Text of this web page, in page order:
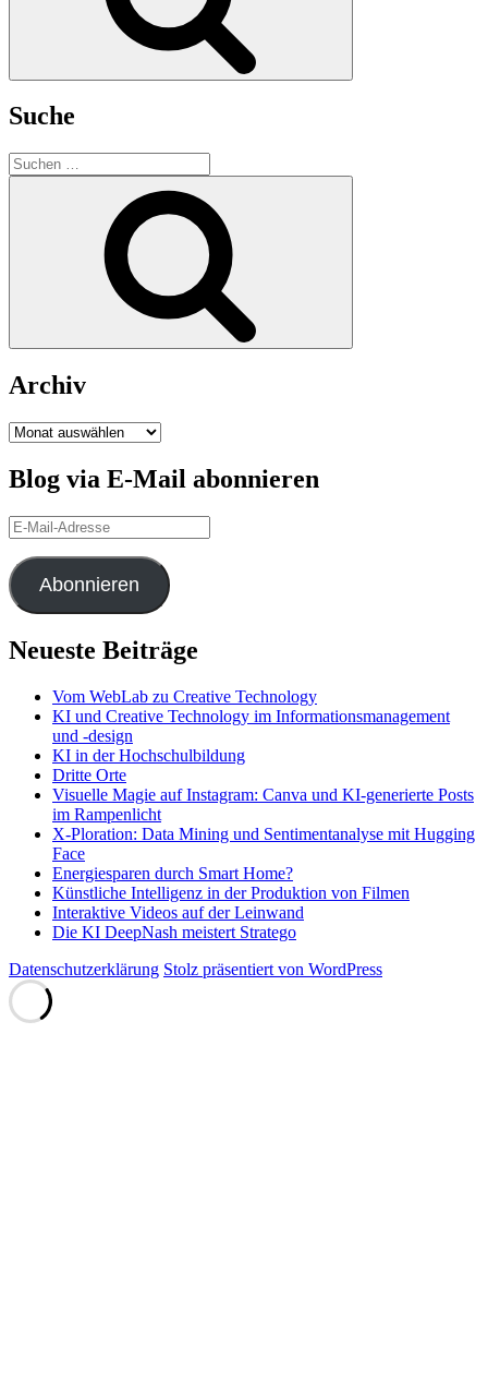
Suche
Suchen
nach:
Archiv
Archiv
Blog via E-Mail abonnieren
E-
Mail-
Adresse
Abonnieren
Neueste Beiträge
Vom WebLab zu Creative Technology
KI und Creative Technology im Informationsmanagement
und -design
KI in der Hochschulbildung
Dritte Orte
Visuelle Magie auf Instagram: Canva und KI-generierte Posts
im Rampenlicht
X-Ploration: Data Mining und Sentimentanalyse mit Hugging
Face
Energiesparen durch Smart Home?
Künstliche Intelligenz in der Produktion von Filmen
Interaktive Videos auf der Leinwand
Die KI DeepNash meistert Stratego
Datenschutzerklärung Stolz präsentiert von WordPress